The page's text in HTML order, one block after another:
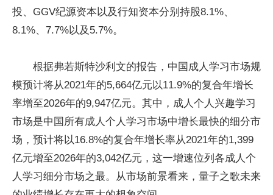
投、GGV纪源资本以及行知资本分别持股8.1%、
8.1%、7.7%以及5.7%。
根据弗若斯特沙利文的报告，中国成人学习市场规
模预计将从2021年的5,664亿元以11.9%的复合年增长
率增至2026年的9,947亿元。其中，成人个人兴趣学习
市场是中国所有成人个人学习市场中增长最快的细分市
场，预计将以16.8%的复合年增长率从2021年的1,399
亿元增至2026年的3,042亿元，这一增速位列各成人个
人学习细分市场之最。从市场前景看来，量子之歌未来